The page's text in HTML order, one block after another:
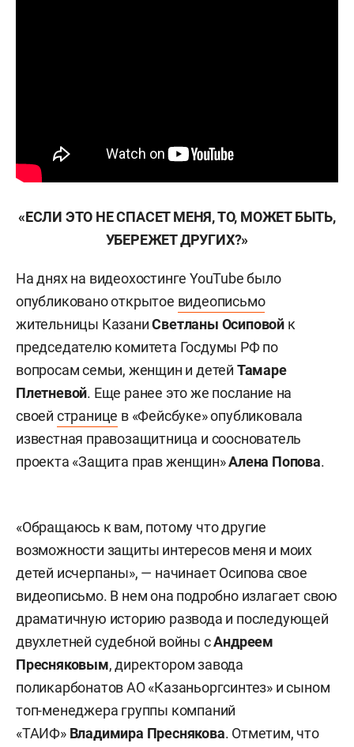
«ЕСЛИ ЭТО НЕ СПАСЕТ МЕНЯ, ТО, МОЖЕТ БЫТЬ,
УБЕРЕЖЕТ ДРУГИХ?»
На днях на видеохостинге YouTube было
опубликовано открытое видеописьмо
жительницы КазаниСветланы Осиповой к
председателю комитета Госдумы РФ по
вопросам семьи, женщин и детей Тамаре
Плетневой. Еще ранее это же послание на
своей странице в «Фейсбуке» опубликовала
известная правозащитница и сооснователь
проекта «Защита прав женщин»Алена Попова.
«Обращаюсь к вам, потому что другие
возможности защиты интересов меня и моих
детей исчерпаны», — начинает Осипова свое
видеописьмо. В нем она подробно излагает свою
драматичную историю развода и последующей
двухлетней судебной войны сАндреем
Пресняковым, директором завода
поликарбонатов АО «Казаньоргсинтез» и сыном
топ-менеджера группы компаний
«ТАИФ» Владимира Преснякова. Отметим, что